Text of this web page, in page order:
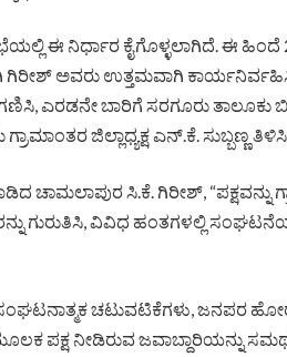
ಈ ನಿರ್ಧಾರ ಕೈಗೊಳ್ಳಲಾಗಿದೆ. ಈ
ಗಿರೀಶ್ ಅವರು ಉತ್ತಮವಾಗಿ
ಎರಡನೇ ಬಾರಿಗೆ ಸರಗೂರು
ಜಿಲ್ಲಾಧ್ಯಕ್ಷ ಎನ್.ಕೆ. ಸುಬ್ಬಣ್ಣ
ಚಾಮಲಾಪುರ ಸಿ.ಕೆ. ಗಿರೀಶ್,
ಗುರುತಿಸಿ, ವಿವಿಧ ಹಂತಗಳಲ್ಲಿ
ಸಂಘಟನಾತ್ಮಕ ಚಟುವಟಿಕೆಗಳು, ಜನಪರ
ಪಕ್ಷ ನೀಡಿರುವ ಜವಾಬ್ದಾರಿಯನ್ನು